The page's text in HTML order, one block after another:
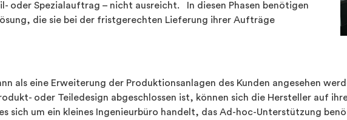
oder Spezialauftrag – nicht ausreicht. In diesen Phasen benötigen
die sie bei der fristgerechten Lieferung ihrer Aufträge
als eine Erweiterung der Produktionsanlagen des Kunden angesehen
oder Teiledesign abgeschlossen ist, können sich die Hersteller auf
sich um ein kleines Ingenieurbüro handelt, das Ad-hoc-Unterstützung